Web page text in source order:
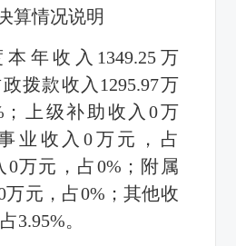
算情况说明
本年收入1349.25万
拨款收入1295.97万
；上级补助收入0万
业收入0万元，占
0万元，占0%；附属
万元，占0%；其他收
3.95%。